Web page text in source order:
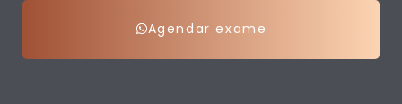
Agendar exame